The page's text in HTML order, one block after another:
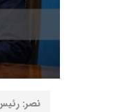
نصر: رئیس جمهور در